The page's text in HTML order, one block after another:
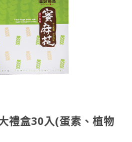
禮盒30入(蛋素、植物